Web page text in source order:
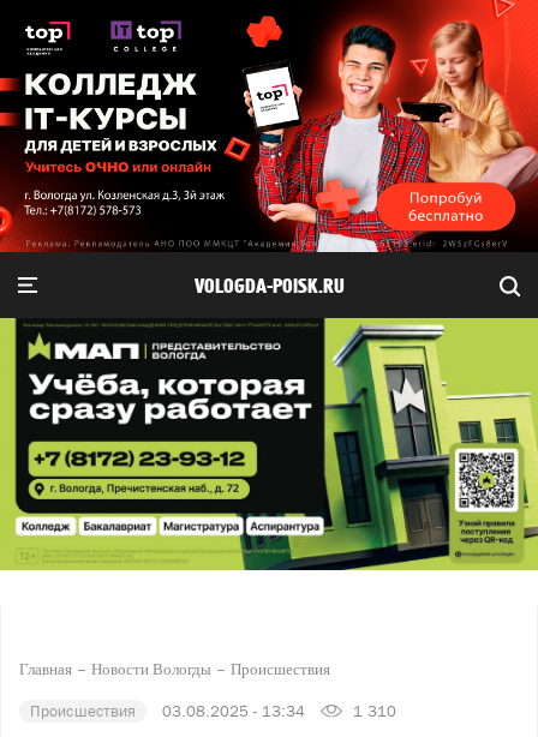
VOLOGDA-POISK.RU
Главная Новости Вологды Происшествия
Происшествия 03.08.2025 - 13:34 1 310